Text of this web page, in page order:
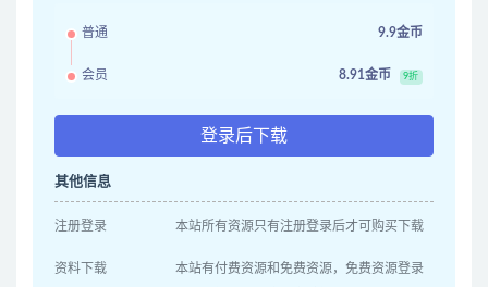
普通 9.9金币
会员 8.91金币 9折
登录后下载
其他信息
注册登录 本站所有资源只有注册登录后才可购买下载
资料下载
本站有付费资源和免费资源，免费资源登录